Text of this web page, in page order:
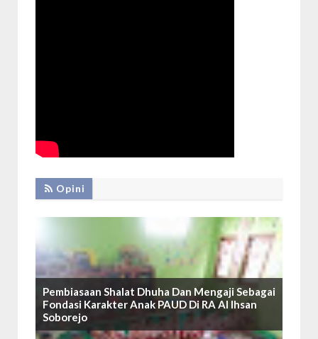
Opini
Pembiasaan Shalat Dhuha Dan Mengaji Sebagai
Fondasi Karakter Anak PAUD Di RA Al Ihsan
Soborejo